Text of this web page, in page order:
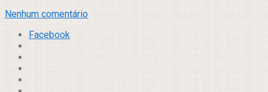
Nenhum comentário
Facebook